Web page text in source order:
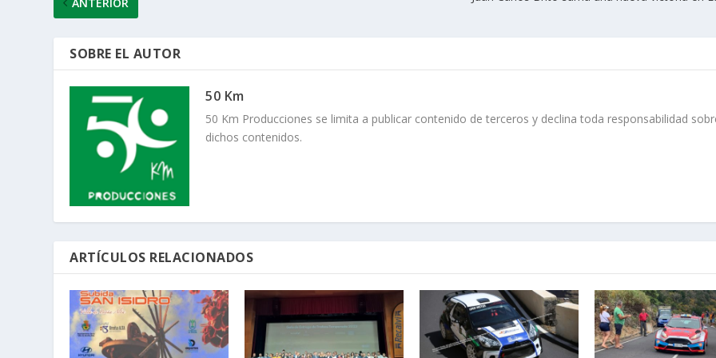
SOBRE EL AUTOR
50 Km
50 Km Producciones se limita a publicar contenido de terceros y declina toda responsabilidad
dichos contenidos.
ARTÍCULOS RELACIONADOS